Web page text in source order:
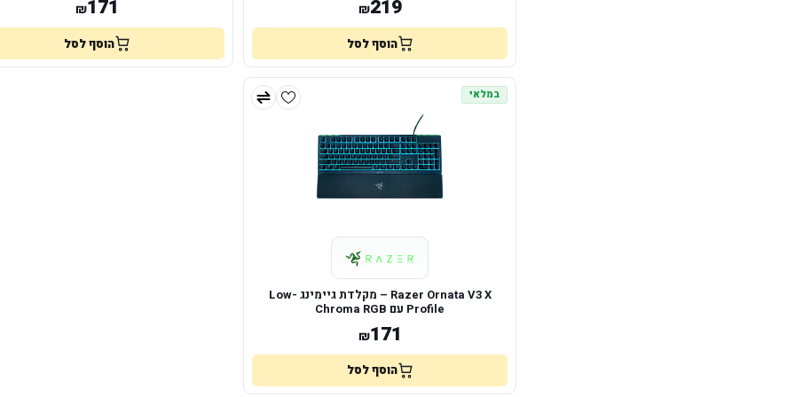
₪219
הוסף לסל
₪171
הוסף לסל
במלאי
Razer Ornata V3 X – מקלדת גיימינג Low-
Profile עם Chroma RGB
₪171
הוסף לסל